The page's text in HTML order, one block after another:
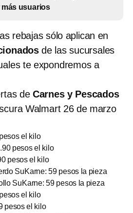
más usuarios
rebajas sólo aplican en
de las sucursales
te expondremos a
de Carnes y Pescados
Walmart 26 de marzo
el kilo
pesos el kilo
pesos el kilo
SuKarne: 59 pesos la pieza
SuKarne: 59 pesos la pieza
el kilo
pesos el kilo